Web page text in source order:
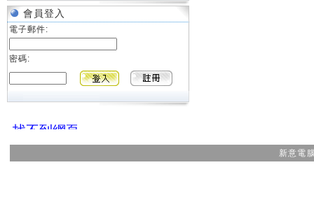
會員登入
電子郵件:
密碼:
新意電